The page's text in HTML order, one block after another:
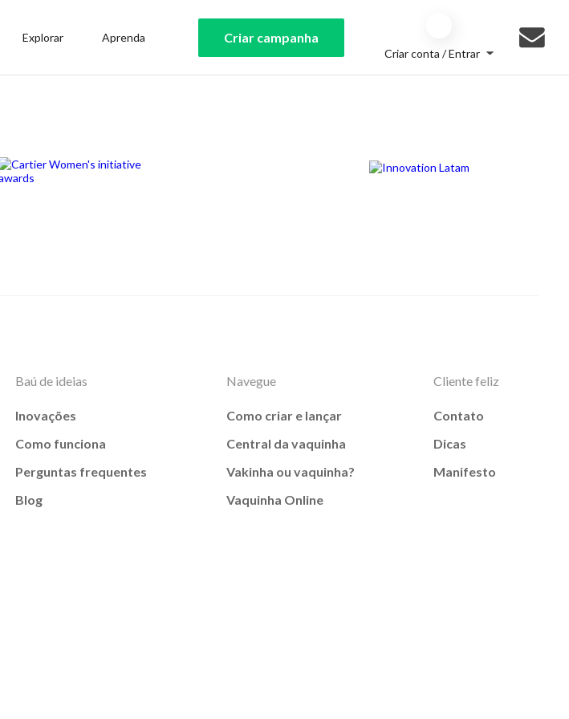
Explorar Aprenda Criar campanha
Criar conta / Entrar
Baú de ideias
Inovações
Como funciona
Perguntas frequentes
Blog
Navegue
Como criar e lançar
Central da vaquinha
Vakinha ou vaquinha?
Vaquinha Online
Cliente feliz
Contato
Dicas
Manifesto